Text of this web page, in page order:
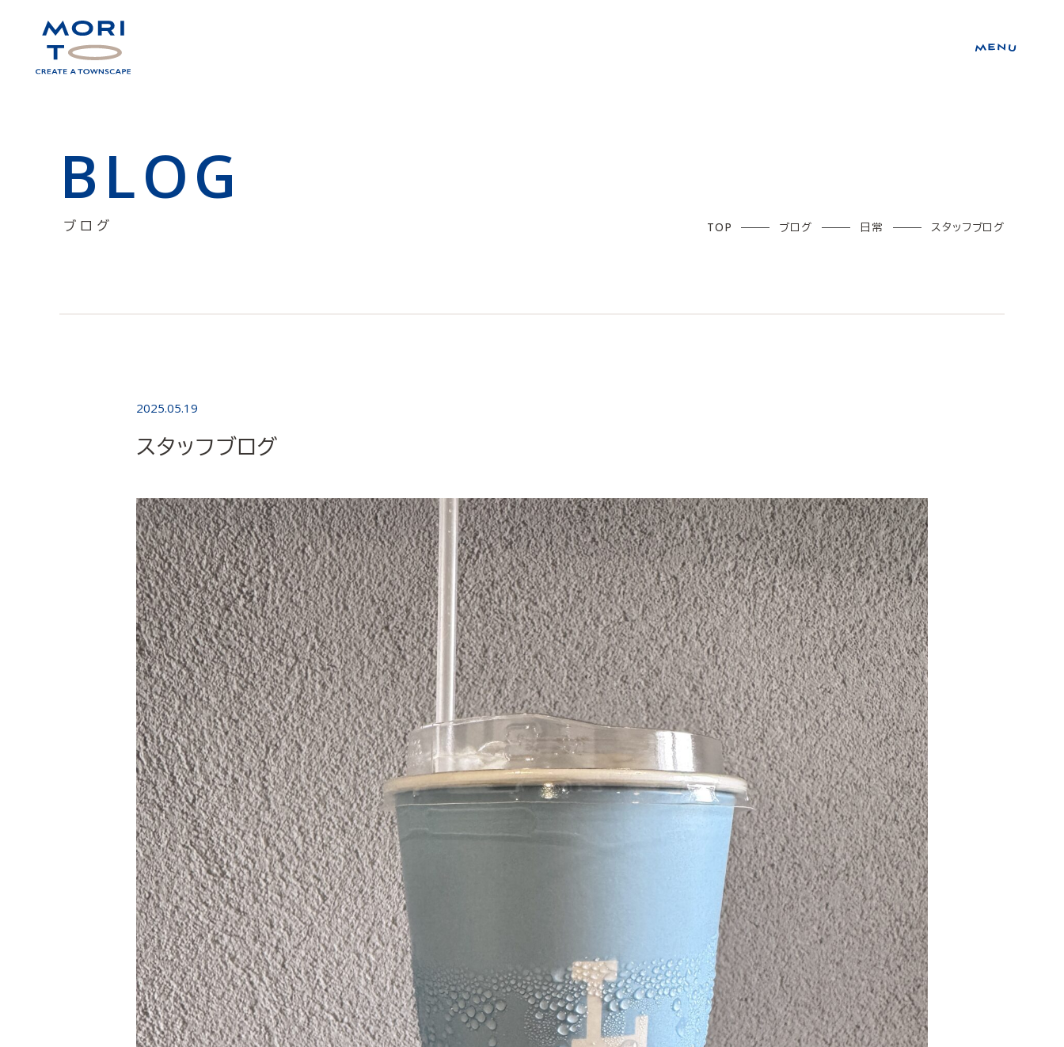
BLOG
ブログ TOP ブログ 日常 スタッフブログ
2025.05.19
スタッフブログ